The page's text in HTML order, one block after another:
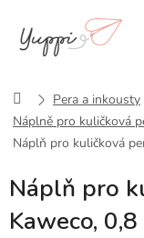
obsah
DomůPera a inkousty
Náplně pro kuličková
Náplň pro kuličková
Náplň pro
Kaweco,